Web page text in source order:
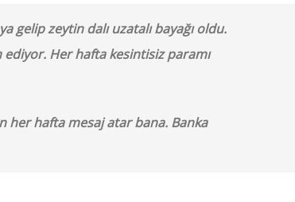
gelip zeytin dalı uzatalı bayağı oldu.
Her hafta kesintisiz paramı
her hafta mesaj atar bana. Banka